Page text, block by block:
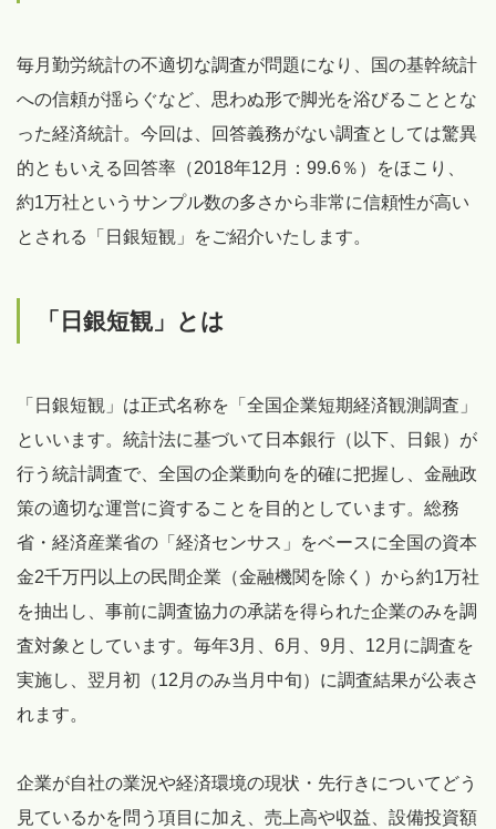
毎月勤労統計の不適切な調査が問題になり、国の基幹統計
への信頼が揺らぐなど、思わぬ形で脚光を浴びることとな
った経済統計。今回は、回答義務がない調査としては驚異
的ともいえる回答率（2018年12月：99.6％）をほこり、
約1万社というサンプル数の多さから非常に信頼性が高い
とされる「日銀短観」をご紹介いたします。
「日銀短観」とは
「日銀短観」は正式名称を「全国企業短期経済観測調査」
といいます。統計法に基づいて日本銀行（以下、日銀）が
行う統計調査で、全国の企業動向を的確に把握し、金融政
策の適切な運営に資することを目的としています。総務
省・経済産業省の「経済センサス」をベースに全国の資本
金2千万円以上の民間企業（金融機関を除く）から約1万社
を抽出し、事前に調査協力の承諾を得られた企業のみを調
査対象としています。毎年3月、6月、9月、12月に調査を
実施し、翌月初（12月のみ当月中旬）に調査結果が公表さ
れます。
企業が自社の業況や経済環境の現状・先行きについてどう
見ているかを問う項目に加え、売上高や収益、設備投資額